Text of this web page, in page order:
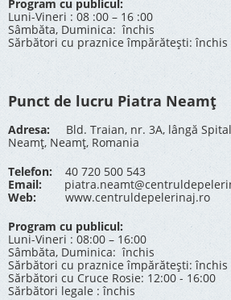
Program cu publicul:
Luni-Vineri : 08 :00 – 16 :00
Sâmbăta, Duminica: închis
Sărbători cu praznice împărătești: închis
Punct de lucru Piatra Neamț
Adresa: Bld. Traian, nr. 3A, lângă
Neamț, Neamț, Romania
Telefon:40 720 500 543
Email:
Web:
www.centruldepelerinaj.ro
Program cu publicul:
Luni-Vineri : 08:00 – 16:00
Sâmbăta, Duminica: închis
Sărbători cu praznice împărătești: închis
Sărbători cu Cruce Rosie: 12:00 - 16:00
Sărbători legale : închis